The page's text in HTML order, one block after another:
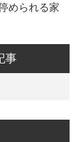
められる家
事